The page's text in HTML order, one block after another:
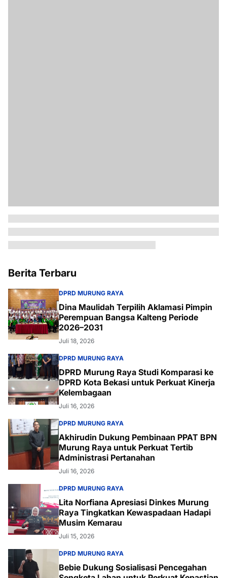
Berita Terbaru
DPRD MURUNG RAYA
Dina Maulidah Terpilih Aklamasi Pimpin
Perempuan Bangsa Kalteng Periode
2026–2031
Juli 18, 2026
DPRD MURUNG RAYA
DPRD Murung Raya Studi Komparasi ke
DPRD Kota Bekasi untuk Perkuat Kinerja
Kelembagaan
Juli 16, 2026
DPRD MURUNG RAYA
Akhirudin Dukung Pembinaan PPAT BPN
Murung Raya untuk Perkuat Tertib
Administrasi Pertanahan
Juli 16, 2026
DPRD MURUNG RAYA
Lita Norfiana Apresiasi Dinkes Murung
Raya Tingkatkan Kewaspadaan Hadapi
Musim Kemarau
Juli 15, 2026
DPRD MURUNG RAYA
Bebie Dukung Sosialisasi Pencegahan